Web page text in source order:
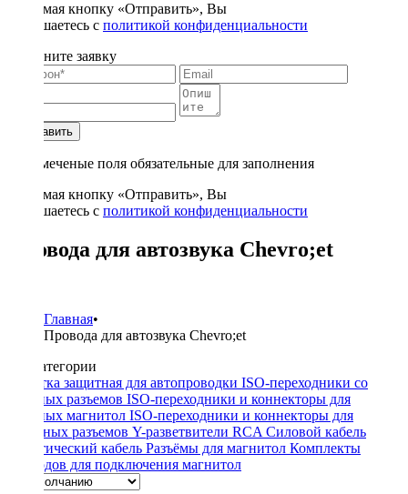
Нажимая кнопку «Отправить», Вы
соглашаетесь с политикой конфиденциальности
Заполните заявку
Отправить
* - отмеченые поля обязательные для заполнения
Нажимая кнопку «Отправить», Вы
соглашаетесь с политикой конфиденциальности
Провода для автозвука Chevro;et
Главная•
Провода для автозвука Chevro;et
Подкатегории
Оплетка защитная для автопроводки ISO-переходники со
штатных разъемов ISO-переходники и коннекторы для
штатных магнитол ISO-переходники и коннекторы для
антенных разъемов Y-разветвители RCA Силовой кабель
Акустический кабель Разъёмы для магнитол Комплекты
проводов для подключения магнитол